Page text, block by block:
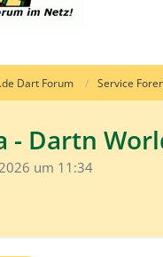
Dart Forum Service
- Dartn
um 11:34